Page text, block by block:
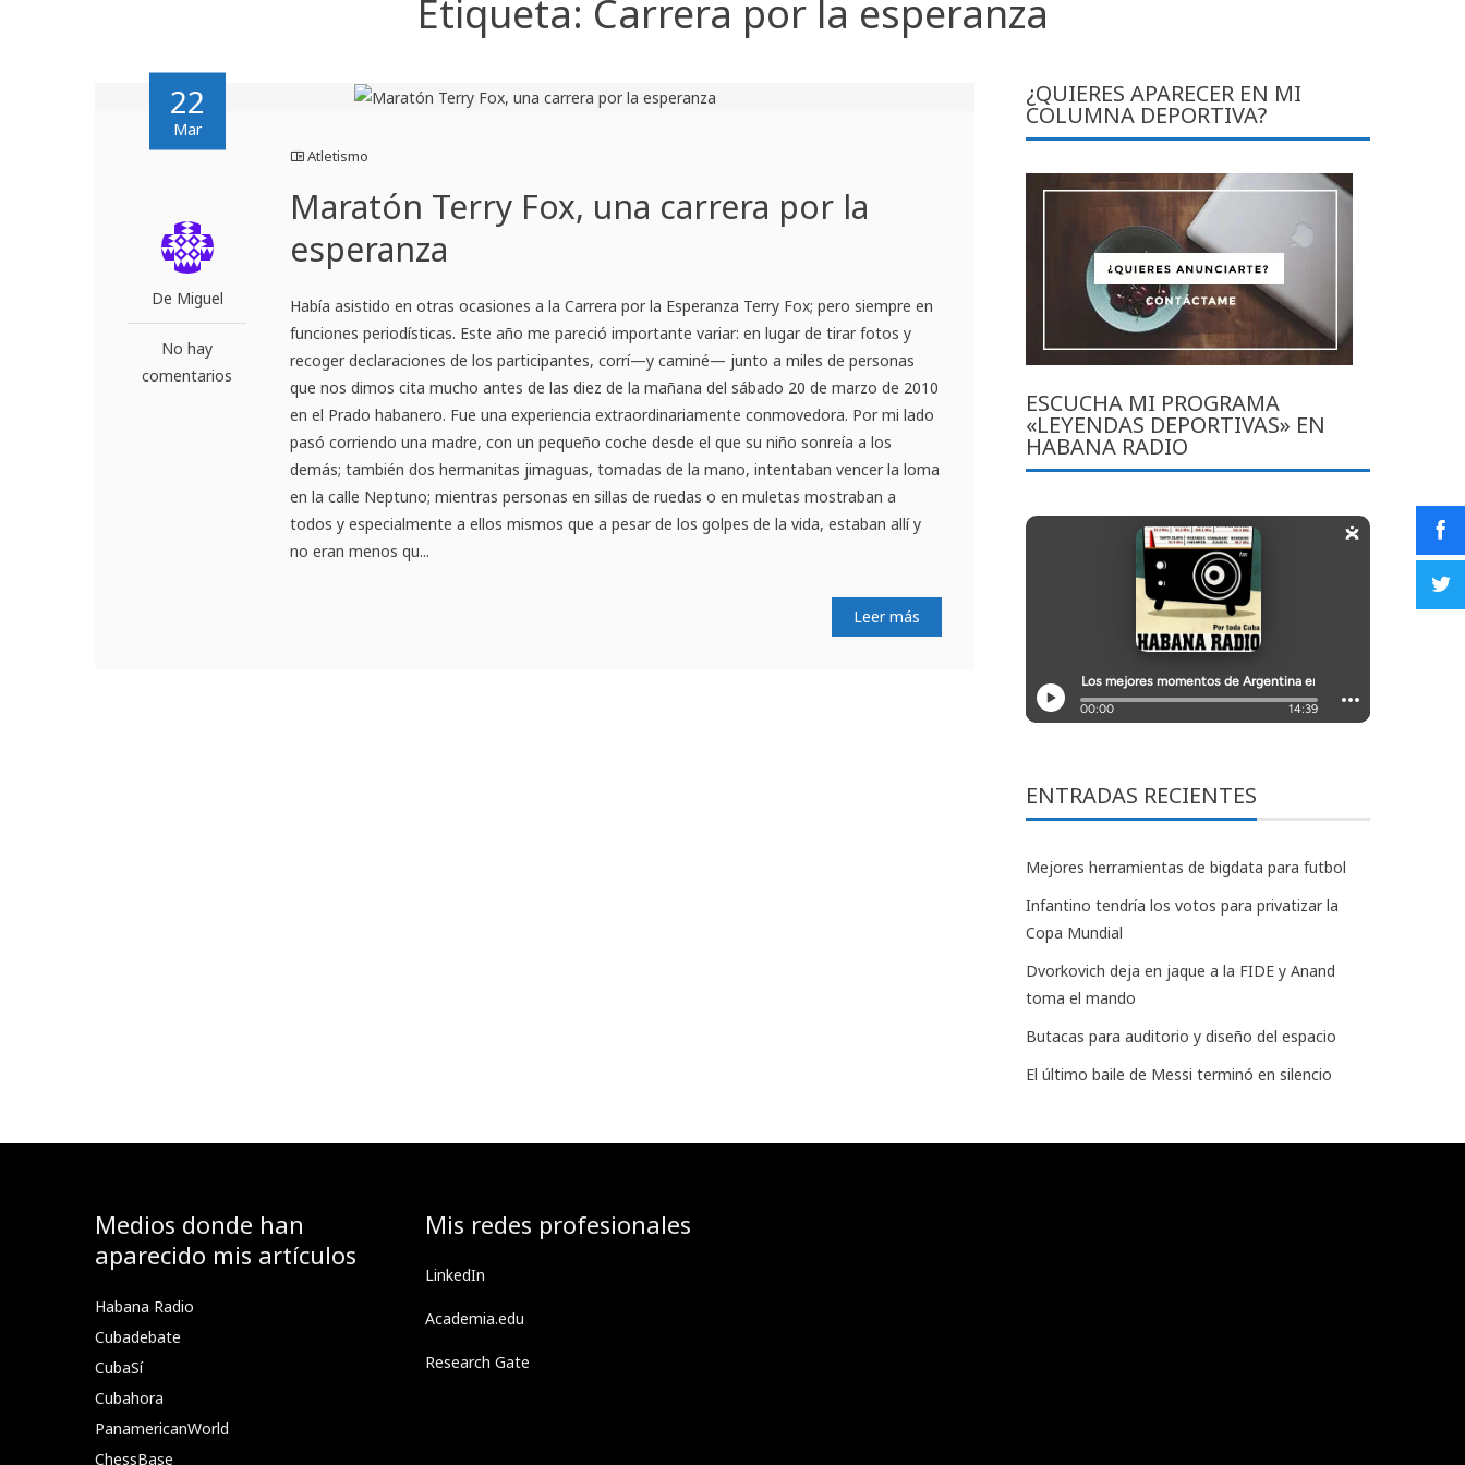
Etiqueta: Carrera por la esperanza
22
Mar
De Miguel
No hay
comentarios
Atletismo
Maratón Terry Fox, una carrera por la
esperanza
Había asistido en otras ocasiones a la Carrera por la Esperanza Terry Fox; pero siempre en
funciones periodísticas. Este año me pareció importante variar: en lugar de tirar fotos y
recoger declaraciones de los participantes, corrí—y caminé— junto a miles de personas
que nos dimos cita mucho antes de las diez de la mañana del sábado 20 de marzo de 2010
en el Prado habanero. Fue una experiencia extraordinariamente conmovedora. Por mi lado
pasó corriendo una madre, con un pequeño coche desde el que su niño sonreía a los
demás; también dos hermanitas jimaguas, tomadas de la mano, intentaban vencer la loma
en la calle Neptuno; mientras personas en sillas de ruedas o en muletas mostraban a
todos y especialmente a ellos mismos que a pesar de los golpes de la vida, estaban allí y
no eran menos qu...
Leer más
¿QUIERES APARECER EN MI
COLUMNA DEPORTIVA?
ESCUCHA MI PROGRAMA
«LEYENDAS DEPORTIVAS» EN
HABANA RADIO
ENTRADAS RECIENTES
Mejores herramientas de bigdata para futbol
Infantino tendría los votos para privatizar la
Copa Mundial
Dvorkovich deja en jaque a la FIDE y Anand
toma el mando
Butacas para auditorio y diseño del espacio
El último baile de Messi terminó en silencio
Medios donde han
aparecido mis artículos
Habana Radio
Cubadebate
CubaSí
Cubahora
PanamericanWorld
ChessBase
Mis redes profesionales
LinkedIn
Academia.edu
Research Gate